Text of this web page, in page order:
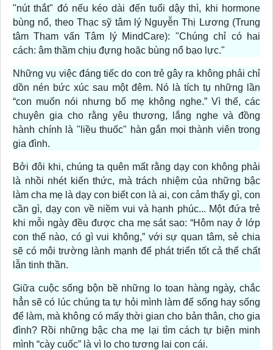
"nút thắt" đó nếu kéo dài đến tuổi dậy thì, khi hormone
bùng nổ, theo Thạc sỹ tâm lý Nguyễn Thị Lương (Trung
tâm Tham vấn Tâm lý MindCare): "Chúng chỉ có hai
cách: âm thầm chịu đựng hoặc bùng nổ bạo lực."
Những vụ việc đáng tiếc do con trẻ gây ra không phải chỉ
dồn nén bức xúc sau một đêm. Nó là tích tụ những lần
“con muốn nói nhưng bố mẹ không nghe.” Vì thế, các
chuyên gia cho rằng yêu thương, lắng nghe và đồng
hành chính là "liều thuốc" hàn gắn mọi thành viên trong
gia đình.
Bởi đôi khi, chúng ta quên mất rằng dạy con không phải
là nhồi nhét kiến thức, mà trách nhiệm của những bậc
làm cha mẹ là dạy con biết con là ai, con cảm thấy gì, con
cần gì, dạy con về niềm vui và hạnh phúc... Một đứa trẻ
khi mỗi ngày đều được cha mẹ sát sao: “Hôm nay ở lớp
con thế nào, có gì vui không,” với sự quan tâm, sẻ chia
sẽ có môi trường lành mạnh để phát triển tốt cả thể chất
lẫn tinh thần.
Giữa cuộc sống bộn bề những lo toan hàng ngày, chắc
hẳn sẽ có lúc chúng ta tự hỏi mình làm để sống hay sống
để làm, mà không có mấy thời gian cho bản thân, cho gia
đình? Rồi những bậc cha mẹ lại tìm cách tự biện minh
mình “cày cuốc” là vì lo cho tương lai con cái.